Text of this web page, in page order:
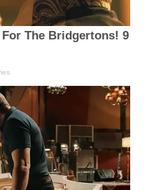
The Bridgertons! 9